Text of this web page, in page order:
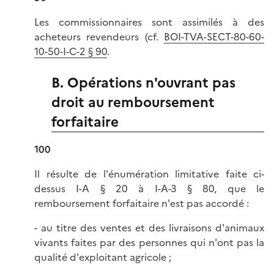
Les commissionnaires sont assimilés à des
acheteurs revendeurs (cf. BOI-TVA-SECT-80-60-
10-50-I-C-2 § 90.
B. Opérations n'ouvrant pas
droit au remboursement
forfaitaire
100
Il résulte de l'énumération limitative faite ci-
dessus I-A § 20 à I-A-3 § 80, que le
remboursement forfaitaire n'est pas accordé :
- au titre des ventes et des livraisons d'animaux
vivants faites par des personnes qui n'ont pas la
qualité d'exploitant agricole ;